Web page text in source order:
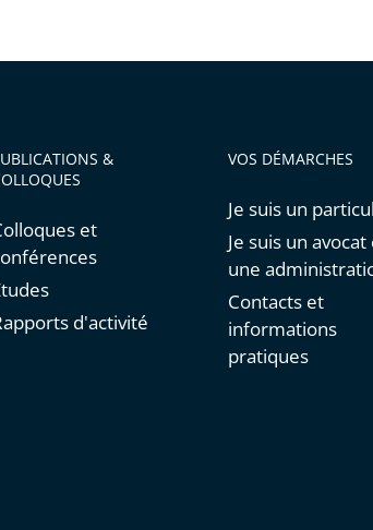
&
et
d'activité
VOS DÉMARCHES
Je suis un
Je suis un avocat
une
Contacts et
informations
pratiques